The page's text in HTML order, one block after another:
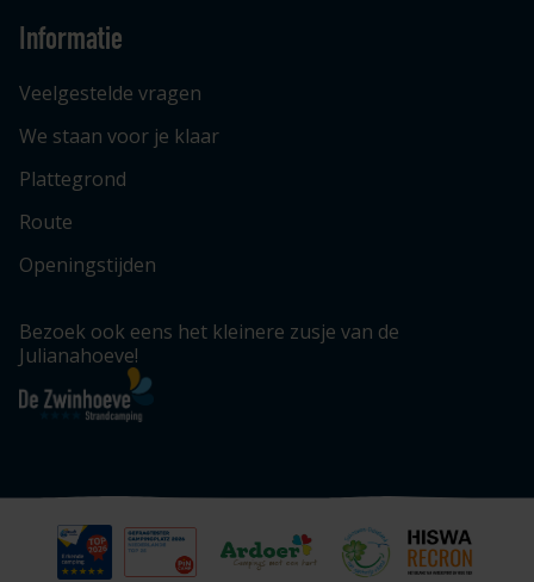
Informatie
Veelgestelde vragen
We staan voor je klaar
Plattegrond
Route
Openingstijden
Bezoek ook eens het kleinere zusje van de
Julianahoeve!